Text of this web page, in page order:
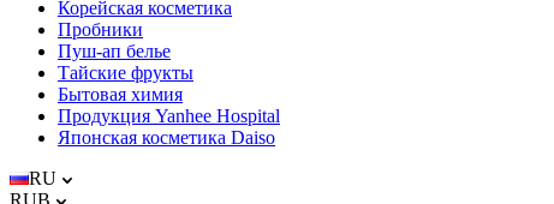
Корейская косметика
Пробники
Пуш-ап белье
Тайские фрукты
Бытовая химия
Продукция Yanhee Hospital
Японская косметика Daiso
RU
RUB